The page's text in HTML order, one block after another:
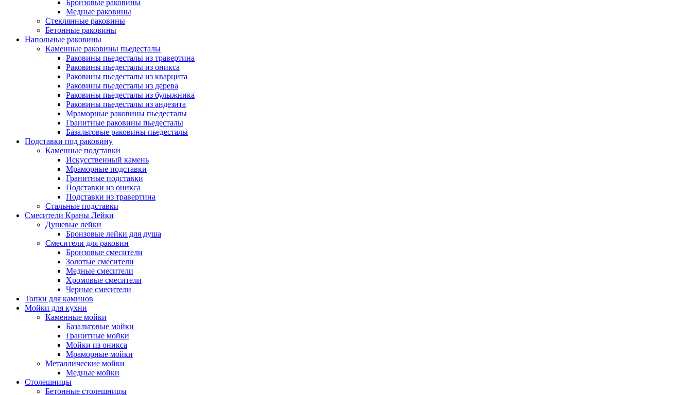
Бронзовые раковины
Медные раковины
Стеклянные раковины
Бетонные раковины
Напольные раковины
Каменные раковины пьедесталы
Раковины пьедесталы из травертина
Раковины пьедесталы из оникса
Раковины пьедесталы из кварцита
Раковины пьедесталы из дерева
Раковины пьедесталы из булыжника
Раковины пьедесталы из андезита
Мраморные раковины пьедесталы
Гранитные раковины пьедесталы
Базальтовые раковины пьедесталы
Подставки под раковину
Каменные подставки
Искусственный камень
Мраморные подставки
Гранитные подставки
Подставки из оникса
Подставки из травертина
Стальные подставки
Смесители Краны Лейки
Душевые лейки
Бронзовые лейки для душа
Смесители для раковин
Бронзовые смесители
Золотые смесители
Медные смесители
Хромовые смесители
Черные смесители
Топки для каминов
Мойки для кухни
Каменные мойки
Базальтовые мойки
Гранитные мойки
Мойки из оникса
Мраморные мойки
Металлические мойки
Медные мойки
Столешницы
Бетонные столешницы